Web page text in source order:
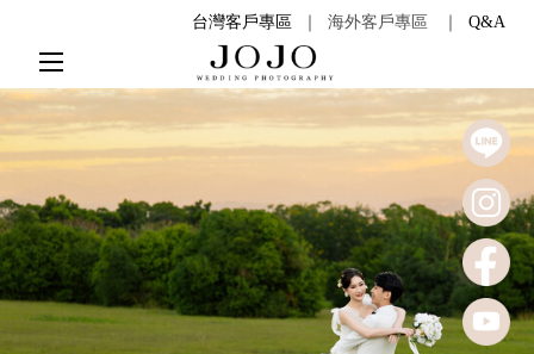
台灣客戶專區 海外客戶專區 Q&A